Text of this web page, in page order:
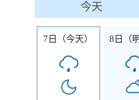
今天
7日（今天） 8日（